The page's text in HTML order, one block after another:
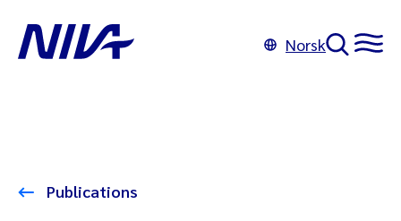
Norsk
Publications